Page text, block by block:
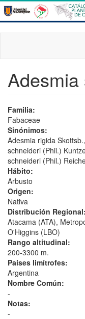
Pasar
al
contenido
principal
Familia:
Fabaceae
Sinónimos:
Adesmia rigida
schneideri (Phil.)
schneideri (Phil.)
Hábito:
Arbusto
Origen:
Nativa
Distribución Regional:
Atacama (ATA),
O'Higgins (LBO)
Rango altitudinal:
200-3300 m.
Paises limítrofes:
Argentina
Nombre Común:
-
Notas:
-